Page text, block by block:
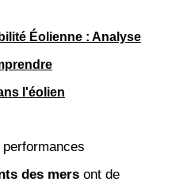
Éolienne : Analyse
l'éolien
des mersont de